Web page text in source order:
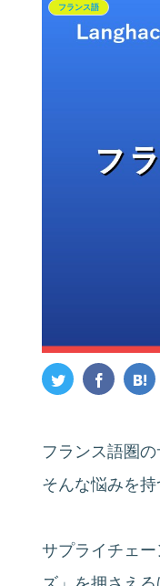
フランス語
フランス語圏
そんな悩みを持
サプライチェ